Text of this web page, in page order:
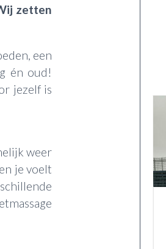
zetten
een
én oud!
jezelf is
weer
je voelt